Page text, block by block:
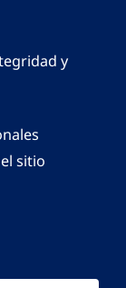
y
sitio